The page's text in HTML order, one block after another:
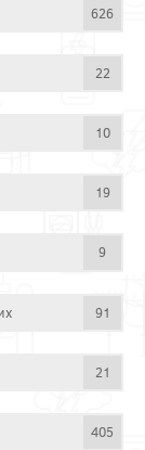
626
22
10
19
9
91
21
405